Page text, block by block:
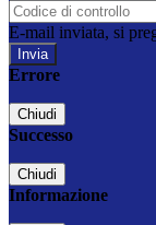
E-mail inviata, si
Errore
Chiudi
Successo
Chiudi
Informazione